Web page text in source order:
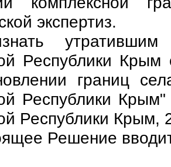
экспертиз.
Республики
границ
Республики
Республики Крым,
Решение